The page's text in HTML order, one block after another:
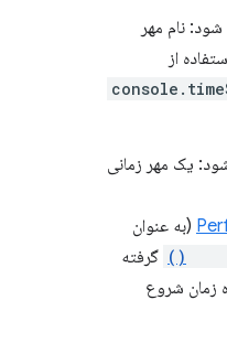
نام مهر
از
یک مهر زمانی
(به عنوان
گرفته
زمان شروع